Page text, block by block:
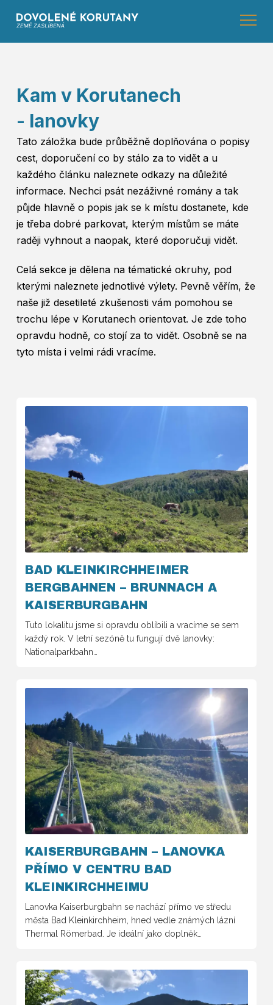
Kam v Korutanech
- lanovky
Tato záložka bude průběžně doplňována o popisy
cest, doporučení co by stálo za to vidět a u
každého článku naleznete odkazy na důležité
informace. Nechci psát nezáživné romány a tak
půjde hlavně o popis jak se k místu dostanete, kde
je třeba dobré parkovat, kterým místům se máte
raději vyhnout a naopak, které doporučuji vidět.
Celá sekce je dělena na tématické okruhy, pod
kterými naleznete jednotlivé výlety. Pevně věřím, že
naše již desetileté zkušenosti vám pomohou se
trochu lépe v Korutanech orientovat. Je zde toho
opravdu hodně, co stojí za to vidět. Osobně se na
tyto místa i velmi rádi vracíme.
BAD KLEINKIRCHHEIMER
BERGBAHNEN – BRUNNACH A
KAISERBURGBAHN
Tuto lokalitu jsme si opravdu oblíbili a vracíme se sem
každý rok. V letní sezóně tu fungují dvě lanovky:
Nationalparkbahn…
KAISERBURGBAHN – LANOVKA
PŘÍMO V CENTRU BAD
KLEINKIRCHHEIMU
Lanovka Kaiserburgbahn se nachází přímo ve středu
města Bad Kleinkirchheim, hned vedle známých lázní
Thermal Römerbad. Je ideální jako doplněk…